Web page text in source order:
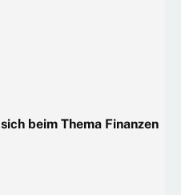
beim Thema Finanzen